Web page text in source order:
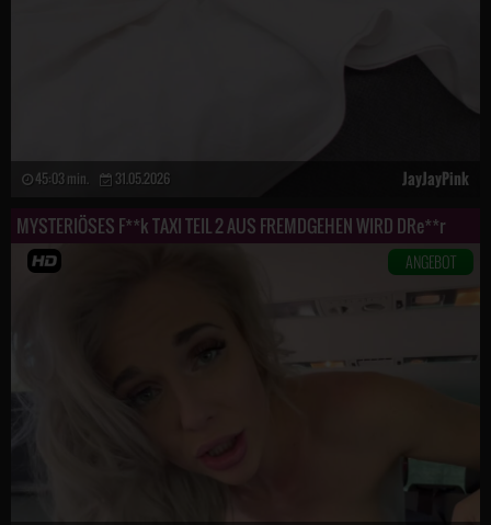
45:03 min. 31.05.2026 JayJayPink
MYSTERIÖSES F**k TAXI TEIL 2 AUS FREMDGEHEN WIRD DRe**r
ANGEBOT